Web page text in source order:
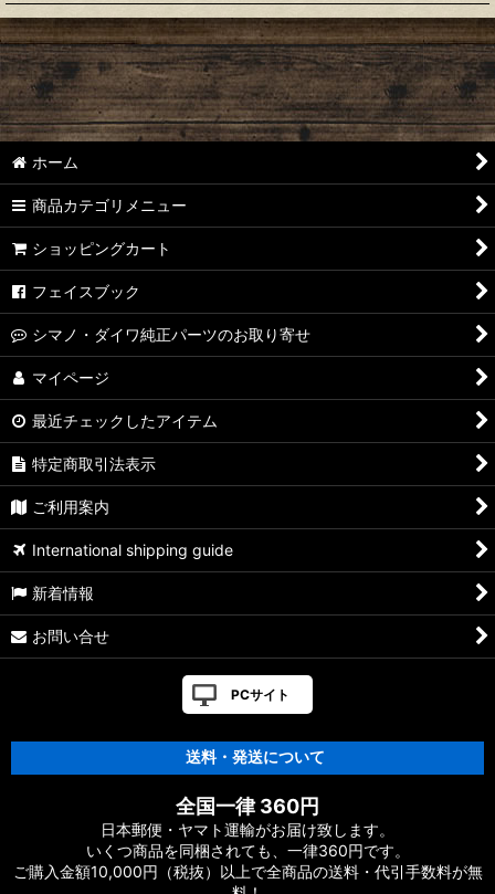
【シマノ】22ステラ［STELLA］対応 カスタムパーツ
【シマノ】18-19ステラ［STELLA］対応 カスタムパーツ
【シマノ】14ステラ［STELLA］対応 カスタムパーツ
【シマノ】10ステラ［STELLA］対応 カスタムパーツ
【シマノ】07ステラ［STELLA］対応 カスタムパーツ
【シマノ】19-22ステラSW［STELLA SW］対応 カスタムパー
ツ
【シマノ】08ステラSW［STELLA SW］対応 カスタムパーツ
【シマノ】01ステラSW［STELLA SW］対応 カスタムパーツ
ーツ
17ヴァンキッシュFW用
FW［VANQUISH］対応 カスタムパーツ
【シマノ】12-13ヴァンキッシュ&リミテッド［VANQUISH］
対応 カスタムパーツ
【シマノ】19ストラディック［STRADIC］対応 カスタムパー
ツ
ホーム
商品カテゴリメニュー
ショッピングカート
フェイスブック
シマノ・ダイワ純正パーツのお取り寄せ
マイページ
最近チェックしたアイテム
特定商取引法表示
ご利用案内
International shipping guide
新着情報
お問い合せ
PCサイト
送料・発送について
全国一律 360円
日本郵便・ヤマト運輸がお届け致します。
いくつ商品を同梱されても、一律360円です。
ご購入金額10,000円（税抜）以上で全商品の送料・代引手数料が無